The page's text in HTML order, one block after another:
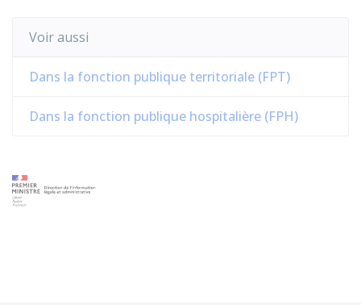
Voir aussi
Dans la fonction publique territoriale (FPT)
Dans la fonction publique hospitalière (FPH)